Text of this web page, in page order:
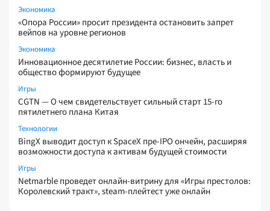
Экономика
«Опора России» просит президента остановить запрет
вейпов на уровне регионов
Экономика
Инновационное десятилетие России: бизнес, власть и
общество формируют будущее
Игры
CGTN — О чем свидетельствует сильный старт 15-го
пятилетнего плана Китая
Технологии
BingX выводит доступ к SpaceX пре-IPO ончейн, расширяя
возможности доступа к активам будущей стоимости
Игры
Netmarble проведет онлайн-витрину для «Игры престолов:
Королевский тракт», steam-плейтест уже онлайн